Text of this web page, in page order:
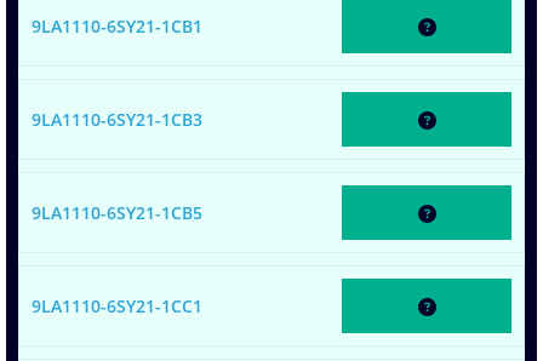
9LA1110-6SY21-1CB1
9LA1110-6SY21-1CB3
9LA1110-6SY21-1CB5
9LA1110-6SY21-1CC1